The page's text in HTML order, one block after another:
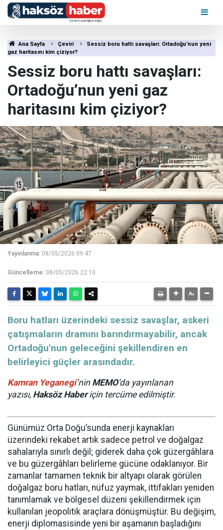
Ana Sayfa Çeviri
Sessiz boru hattı savaşları: Ortadoğu’nun yeni
gaz haritasını kim çiziyor?
Sessiz boru hattı savaşları:
Ortadoğu’nun yeni gaz
haritasını kim çiziyor?
Yayınlanma: 08/05/2026 09:47
Güncelleme: 08/05/2026 22:10
Boru hatları üzerindeki sessiz savaşlar, askeri
çatışmaların dramını barındırmayabilir, ancak
Ortadoğu'nun geleceğini şekillendiren en
belirleyici güçler arasındadır.
Kamran Yeganegi’nin MEMO’da yayınlanan
yazısı, Haksöz Haberiçin tercüme edilmiştir.
Günümüz Orta Doğu’sunda enerji kaynakları
üzerindeki rekabet artık sadece petrol ve doğalgaz
sahalarıyla sınırlı değil; giderek daha çok güzergâhlara
ve bu güzergâhları belirleme gücüne odaklanıyor. Bir
zamanlar tamamen teknik bir altyapı olarak görülen
doğalgaz boru hatları, nüfuz yaymak, ittifakları yeniden
tanımlamak ve bölgesel düzeni şekillendirmek için
kullanılan jeopolitik araçlara dönüşmüştür. Bu değişim,
enerji diplomasisinde yeni bir aşamanın başladığını